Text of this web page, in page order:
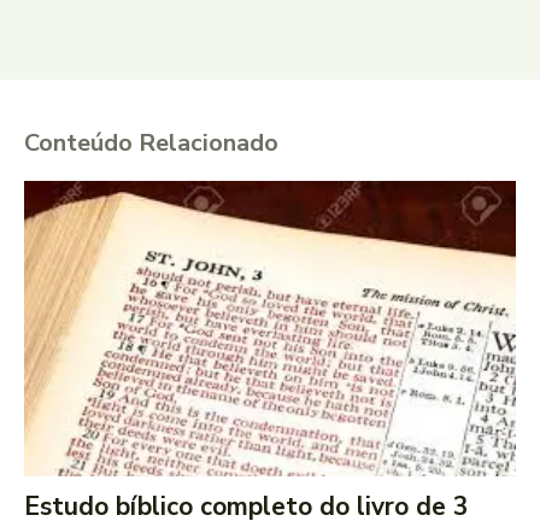
Conteúdo Relacionado
Estudo bíblico completo do livro de 3